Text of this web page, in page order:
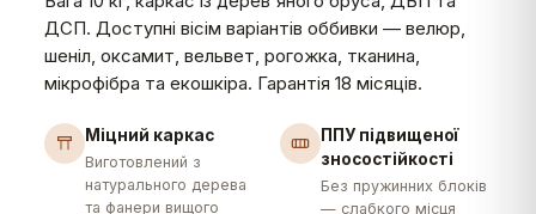
ДСП. Доступні вісім варіантів оббивки — велюр,
шеніл, оксамит, вельвет, рогожка, тканина,
мікрофібра та екошкіра. Гарантія 18 місяців.
Міцний каркас
Виготовлений з
натурального дерева
та фанери вищого
ППУ підвищеної
зносостійкості
Без пружинних блоків
— слабкого місця